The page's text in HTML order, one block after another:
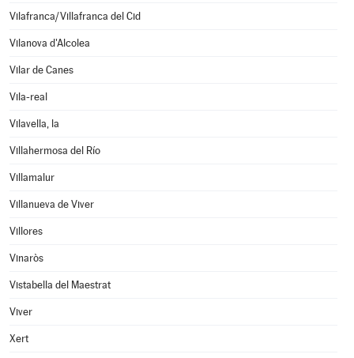
Vilafranca/Villafranca del Cid
Vilanova d'Alcolea
Vilar de Canes
Vila-real
Vilavella, la
Villahermosa del Río
Villamalur
Villanueva de Viver
Villores
Vinaròs
Vistabella del Maestrat
Viver
Xert